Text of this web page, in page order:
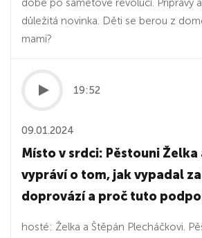
době po sametové revoluci. Přípravy
důležitá novinka. Děti se berou z
mami?
19:52
09.01.2024
Místo v srdci: Pěstouni Želka
vypráví o tom, jak vypadal
doprovází a proč tuto
hosté: Želka a Štěpán Plecháčkovi.